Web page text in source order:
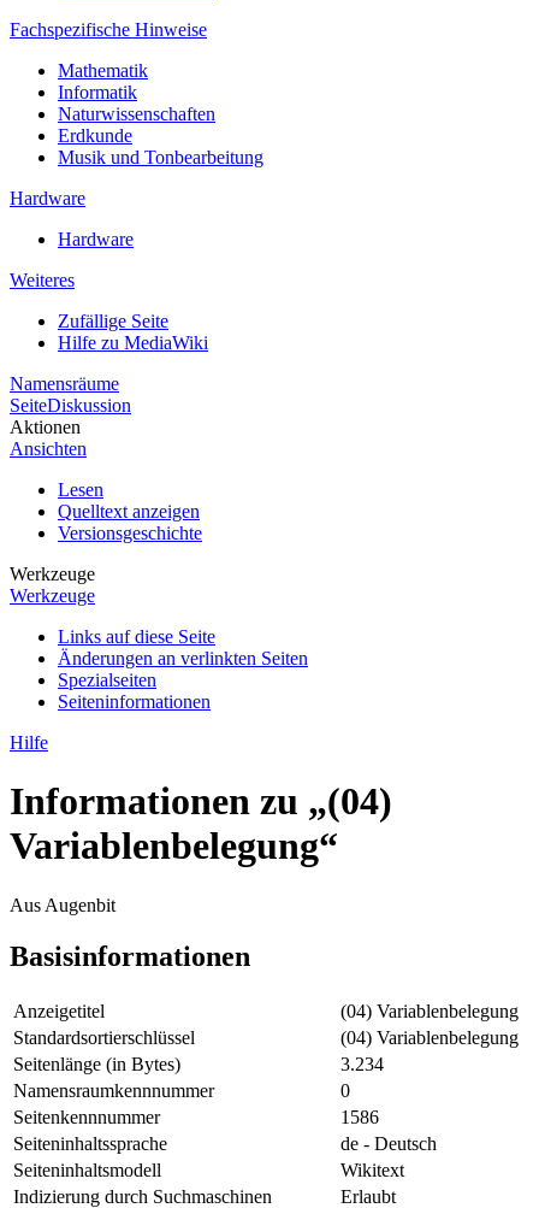
Fachspezifische Hinweise
Mathematik
Informatik
Naturwissenschaften
Erdkunde
Musik und Tonbearbeitung
Hardware
Hardware
Weiteres
Zufällige Seite
Hilfe zu MediaWiki
Namensräume
SeiteDiskussion
Aktionen
Ansichten
Lesen
Quelltext anzeigen
Versionsgeschichte
Werkzeuge
Werkzeuge
Links auf diese Seite
Änderungen an verlinkten Seiten
Spezialseiten
Seiten­­informationen
Hilfe
Informationen zu „(04)
Variablenbelegung“
Aus Augenbit
Basisinformationen
Anzeigetitel
(04) Variablenbelegung
Standardsortierschlüssel
(04) Variablenbelegung
Seitenlänge (in Bytes)
3.234
Namensraumkennnummer
0
Seitenkennnummer
1586
Seiteninhaltssprache
de - Deutsch
Seiteninhaltsmodell
Wikitext
Indizierung durch Suchmaschinen
Erlaubt